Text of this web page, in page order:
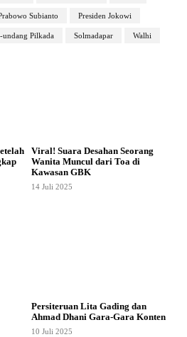
Subianto Presiden Jokowi
undang Pilkada Solmadapar Walhi
Viral! Suara Desahan Seorang
Wanita Muncul dari Toa di
Kawasan GBK
14 Juli 2025
Persiteruan Lita Gading dan
Ahmad Dhani Gara-Gara Konten
10 Juli 2025